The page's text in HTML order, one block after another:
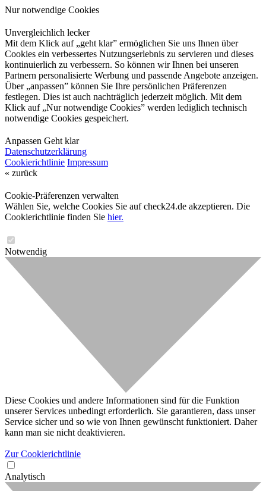
Nur notwendige Cookies
Unvergleichlich lecker
Mit dem Klick auf „geht klar” ermöglichen Sie uns Ihnen über
Cookies ein verbessertes Nutzungserlebnis zu servieren und dieses
kontinuierlich zu verbessern. So können wir Ihnen bei unseren
Partnern personalisierte Werbung und passende Angebote anzeigen.
Über „anpassen” können Sie Ihre persönlichen Präferenzen
festlegen. Dies ist auch nachträglich jederzeit möglich. Mit dem
Klick auf „Nur notwendige Cookies” werden lediglich technisch
notwendige Cookies gespeichert.
Anpassen Geht klar
Datenschutzerklärung
Cookierichtlinie Impressum
« zurück
Cookie-Präferenzen verwalten
Wählen Sie, welche Cookies Sie auf check24.de akzeptieren. Die
Cookierichtlinie finden Sie hier.
Notwendig
Diese Cookies und andere Informationen sind für die Funktion
unserer Services unbedingt erforderlich. Sie garantieren, dass unser
Service sicher und so wie von Ihnen gewünscht funktioniert. Daher
kann man sie nicht deaktivieren.
Zur Cookierichtlinie
Analytisch